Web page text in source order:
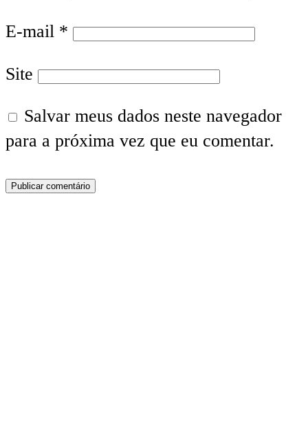
E-mail *
Site
Salvar meus dados neste navegador
para a próxima vez que eu comentar.